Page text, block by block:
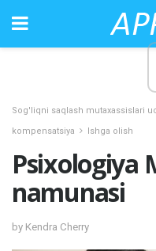
Sog'liqni saqlash mutaxassislari
kompensatsiya
Ishga olish
Psixologiya
namunasi
by Kendra Cherry